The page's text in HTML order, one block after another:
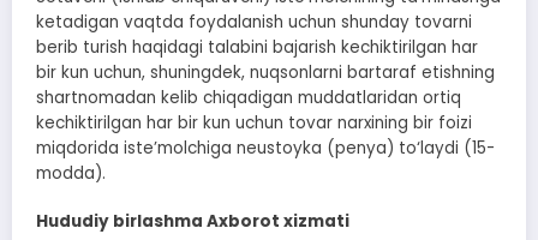
ketadigan vaqtda foydalanish uchun shunday tovarni
berib turish haqidagi talabini bajarish kechiktirilgan har
bir kun uchun, shuningdek, nuqsonlarni bartaraf etishning
shartnomadan kelib chiqadigan muddatlaridan ortiq
kechiktirilgan har bir kun uchun tovar narxining bir foizi
miqdorida iste’molchiga neustoyka (penya) to‘laydi (15-
modda).
Hududiy birlashma Axborot xizmati